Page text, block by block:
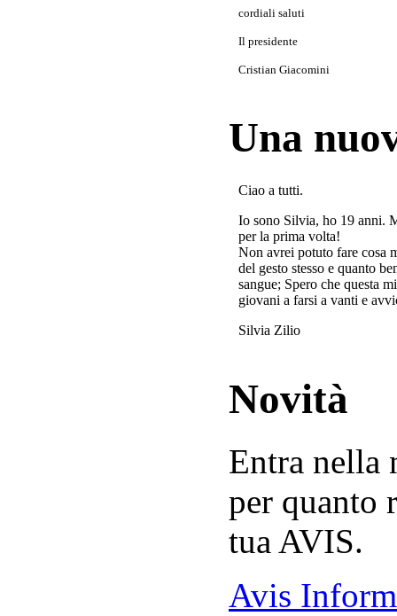
cordiali saluti
Il presidente
Cristian Giacomini
Una
Ciao a tutti.
Io sono Silvia, ho 19 anni.
per la prima volta!
Non avrei potuto fare cosa
del gesto stesso e quanto
sangue; Spero che questa
giovani a farsi a vanti e
Silvia Zilio
Novità
Entra nella
per quanto
tua AVIS.
Avis